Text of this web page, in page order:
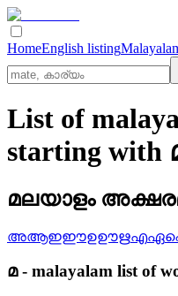
HomeEnglish listing
List of
starting with
മലയാളം
അആഇഈഉഊഋഎഏ
മ- malayalam list of